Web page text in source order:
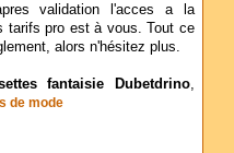
validation l'acces a la
tarifs pro est à vous. Tout ce
alors n'hésitez plus.
fantaisie Dubetdrino,
de mode